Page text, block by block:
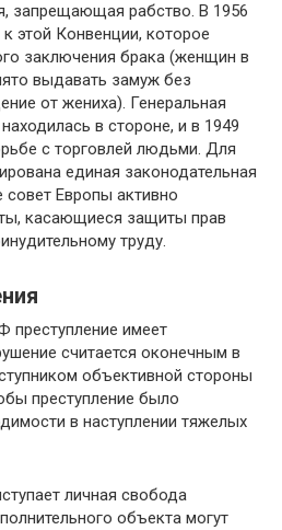
запрещающая рабство. В 1956
этой Конвенции, которое
заключения брака (женщин в
выдавать замуж без
от жениха). Генеральная
в стороне, и в 1949
с торговлей людьми. Для
единая законодательная
Европы активно
касающиеся защиты прав
труду.
преступление имеет
считается оконечным в
объективной стороны
преступление было
в наступлении тяжелых
личная свобода
объекта могут